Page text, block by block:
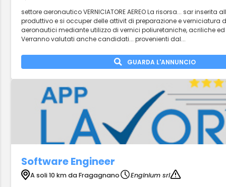
settore aeronautico VERNICIATORE AEREO La risorsa... sar inserita
produttivo e si occuper delle attivit di preparazione e verniciatura
aeronautici mediante utilizzo di vernici poliuretaniche, acriliche
Verranno valutati anche candidati... provenienti dal...
GUARDA L'ANNUNCIO
Software Engineer
A soli 10 km da Fragagnano
Enginium srl